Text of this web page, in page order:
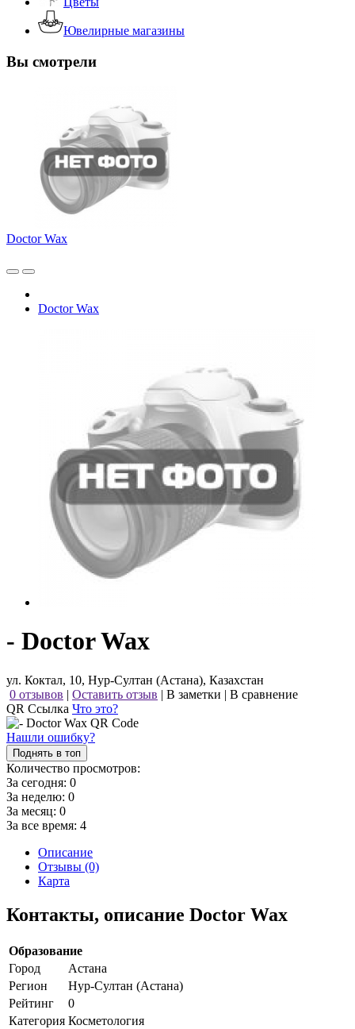
Ювелирные магазины
Вы смотрели
Doctor Wax
Doctor Wax
- Doctor Wax
ул. Коктал, 10, Нур-Султан (Астана), Казахстан
0 отзывов | Оставить отзыв | В заметки | В сравнение
QR Ссылка Что это?
Нашли ошибку?
Поднять в топ
Количество просмотров:
За сегодня: 0
За неделю: 0
За месяц: 0
За все время: 4
Описание
Отзывы (0)
Карта
Контакты, описание Doctor Wax
Образование
Город
Астана
Регион
Нур-Султан (Астана)
Рейтинг
0
Категория Косметология